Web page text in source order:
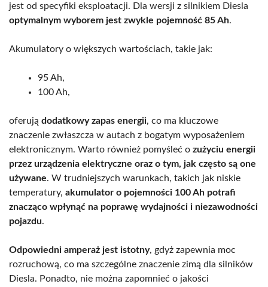
jest od specyfiki eksploatacji. Dla wersji z silnikiem Diesla
optymalnym wyborem jest zwykle pojemność 85 Ah.
Akumulatory o większych wartościach, takie jak:
95 Ah,
100 Ah,
oferują dodatkowy zapas energii, co ma kluczowe
znaczenie zwłaszcza w autach z bogatym wyposażeniem
elektronicznym. Warto również pomyśleć o zużyciu energii
przez urządzenia elektryczne oraz o tym, jak często są one
używane. W trudniejszych warunkach, takich jak niskie
temperatury, akumulator o pojemności 100 Ah potrafi
znacząco wpłynąć na poprawę wydajności i niezawodności
pojazdu.
Odpowiedni amperaż jest istotny, gdyż zapewnia moc
rozruchową, co ma szczególne znaczenie zimą dla silników
Diesla. Ponadto, nie można zapomnieć o jakości